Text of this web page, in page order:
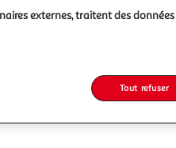
externes, traitent des
Tout refuser